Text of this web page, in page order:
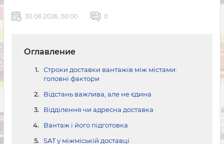
30 06 2026, 00:00 0
Оглавление
Строки доставки вантажів між містами:
головні фактори
Відстань важлива, але не єдина
Відділення чи адресна доставка
Вантаж і його підготовка
SAT у міжміській доставці